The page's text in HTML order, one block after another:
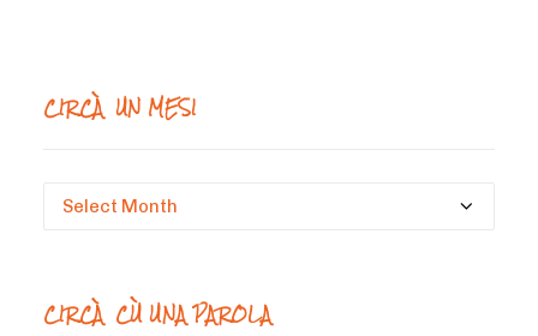
CIRCÀ UN MESI
Circà
CIRCÀ CÙ UNA PAROLA